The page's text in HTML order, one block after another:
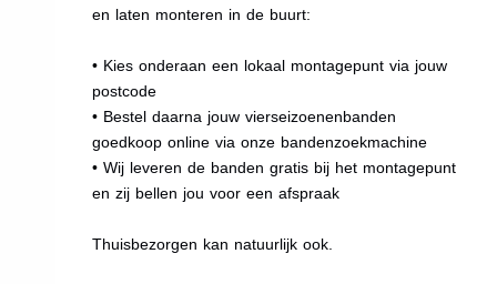
en laten monteren in de buurt:
• Kies onderaan een lokaal montagepunt via jouw
postcode
• Bestel daarna jouw vierseizoenenbanden
goedkoop online via onze bandenzoekmachine
• Wij leveren de banden gratis bij het montagepunt
en zij bellen jou voor een afspraak
Thuisbezorgen kan natuurlijk ook.